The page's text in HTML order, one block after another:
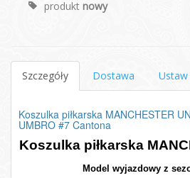
produkt nowy
Szczegóły Dostawa
Koszulka piłkarska MANCHESTER
UMBRO #7 Cantona
Koszulka piłkarska
Model wyjazdowy z